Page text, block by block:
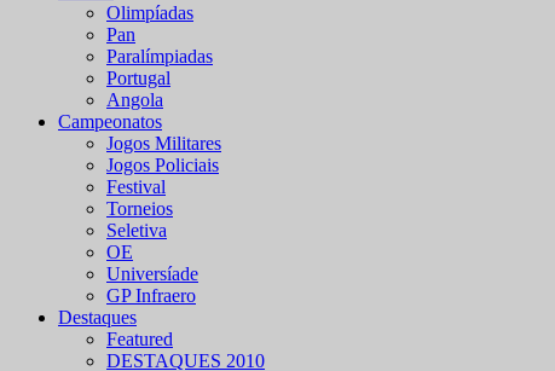
Olimpíadas
Pan
Paralímpiadas
Portugal
Angola
Campeonatos
Jogos Militares
Jogos Policiais
Festival
Torneios
Seletiva
OE
Universíade
GP Infraero
Destaques
Featured
DESTAQUES 2010